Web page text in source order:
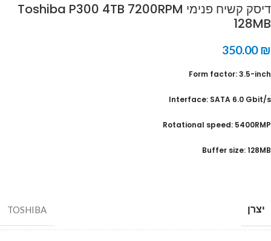
דיסק קשיח פנימי Toshiba P300 4TB 7200RPM
128MB
350.00₪
Form factor: 3.5-inch
Interface: SATA 6.0 Gbit/s
Rotational speed: 5400RMP
Buffer size: 128MB
יצרן TOSHIBA